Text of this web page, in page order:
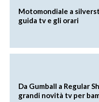
Motomondiale a
guida tv e gli orari
Da Gumball a Regular
grandi novità tv per